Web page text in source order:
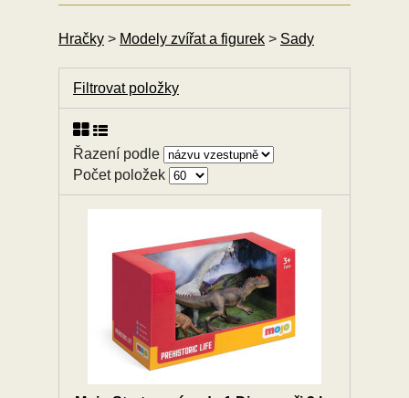
Hračky > Modely zvířat a figurek > Sady
Filtrovat položky
Řazení podle
Počet položek